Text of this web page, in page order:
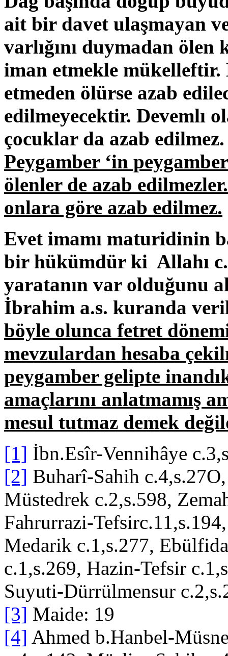
ait bir davet ulaşmayan
varlığını duymadan ölen
iman etmekle mükelleftir.
etmeden ölürse azab
edilmeyecektir. Devemlı
çocuklar da azab
Peygamber ‘in
ölenler de azab edilmezler
onlara göre azab edilmez.
Evet imamı maturidinin
bir hükümdür ki Allahı
yaratanın var olduğunu
İbrahim a.s. kuranda
böyle olunca fetret
mevzulardan hesaba
peygamber gelipte
amaçlarını anlatmamış
mesul tutmaz demek
[1] İbn.Esîr-Vennihâye
[2] Buharî-Sahih
Müstedrek c.2,s.598,
Fahrurrazi-
Medarik c.1,s.277,
c.1,s.269, Hazin-Tefsir
Suyuti-Dürrülmensur
[3] Maide: 19
[4] Ahmed b.Hanbel-